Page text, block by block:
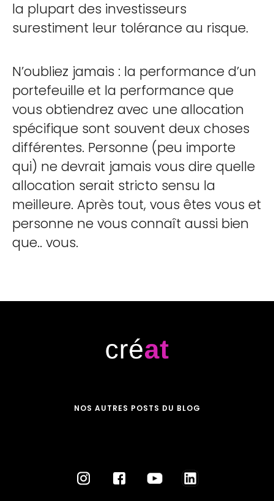
la plupart des investisseurs
surestiment leur tolérance au risque.
N’oubliez jamais : la performance d’un
portefeuille et la performance que
vous obtiendrez avec une allocation
spécifique sont souvent deux choses
différentes. Personne (peu importe
qui) ne devrait jamais vous dire quelle
allocation serait stricto sensu la
meilleure. Après tout, vous êtes vous et
personne ne vous connaît aussi bien
que.. vous.
NOS AUTRES POSTS DU BLOG